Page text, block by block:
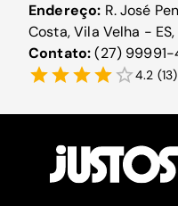
Endereço: R. José
Costa, Vila Velha -
Contato:(27) 99991-
4.2 (13)